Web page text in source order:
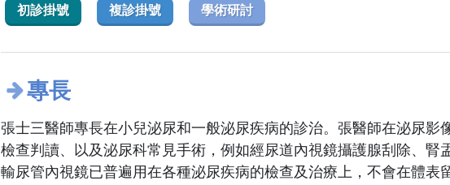
初診掛號 複診掛號 學術研討
專長
張士三醫師專長在小兒泌尿和一般泌尿疾病的診治。張醫師在泌尿
檢查判讀、以及泌尿科常見手術，例如經尿道內視鏡攝護腺刮除、
輸尿管內視鏡已普遍用在各種泌尿疾病的檢查及治療上，不會在體